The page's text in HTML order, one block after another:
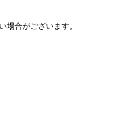
場合がございます。